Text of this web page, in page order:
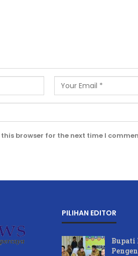
browser for the next time I
PILIHAN EDITOR
Bupati